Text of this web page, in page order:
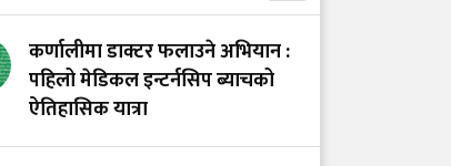
स्तनपानमैत्री कार्यस्थल
बनाऔँ
कर्णालीमा डाक्टर फलाउने अभियान :
पहिलो मेडिकल इन्टर्नसिप ब्याचको
ऐतिहासिक यात्रा